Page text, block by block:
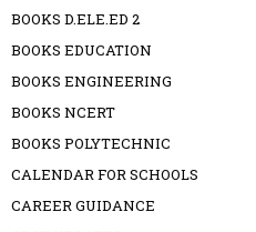
BOOKS D.ELE.ED 2
BOOKS EDUCATION
BOOKS ENGINEERING
BOOKS NCERT
BOOKS POLYTECHNIC
CALENDAR FOR SCHOOLS
CAREER GUIDANCE